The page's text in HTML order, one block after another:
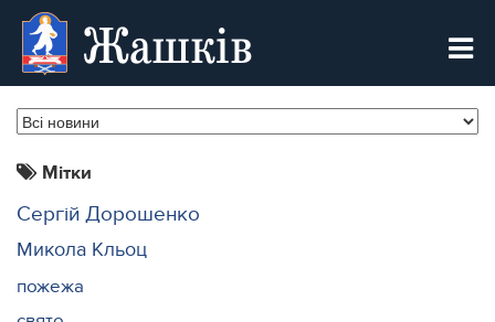
Жашків
Мітки
Сергій Дорошенко
Микола Кльоц
пожежа